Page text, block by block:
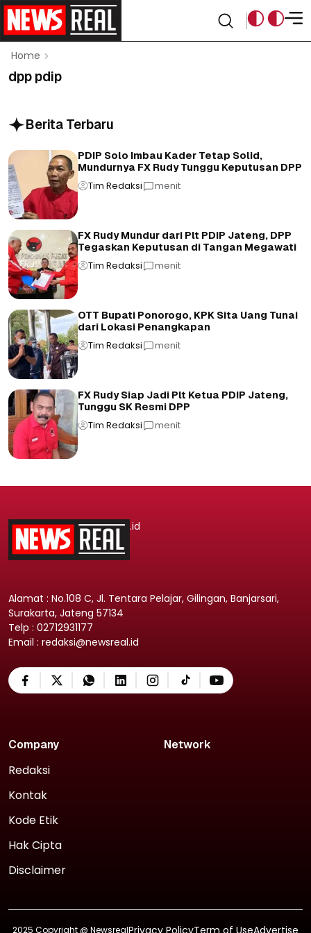
Home
dpp pdip
Berita Terbaru
PDIP Solo Imbau Kader Tetap Solid,
Mundurnya FX Rudy Tunggu Keputusan DPP
Tim Redaksi menit
FX Rudy Mundur dari Plt PDIP Jateng, DPP
Tegaskan Keputusan di Tangan Megawati
Tim Redaksi menit
OTT Bupati Ponorogo, KPK Sita Uang Tunai
dari Lokasi Penangkapan
Tim Redaksi menit
FX Rudy Siap Jadi Plt Ketua PDIP Jateng,
Tunggu SK Resmi DPP
Tim Redaksi menit
.id
Alamat : No.108 C, Jl. Tentara Pelajar, Gilingan, Banjarsari,
Surakarta, Jateng 57134
Telp : 02712931177
Email : redaksi@newsreal.id
Company
Redaksi
Kontak
Kode Etik
Hak Cipta
Disclaimer
Network
2025 Copyright @ NewsrealPrivacy PolicyTerm of UseAdvertise